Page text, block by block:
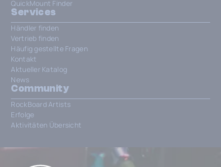
QuickMount Finder
Services
Händler finden
Vertrieb finden
Häufig gestellte Fragen
Kontakt
Aktueller Katalog
News
Community
RockBoard Artists
Erfolge
Aktivitäten Übersicht